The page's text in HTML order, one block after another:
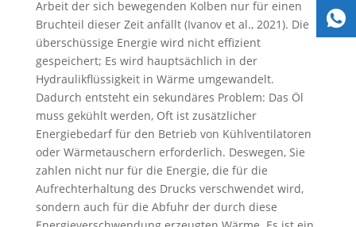
Arbeit der sich bewegenden Kolben nur für einen
Bruchteil dieser Zeit anfällt (Ivanov et al., 2021). Die
überschüssige Energie wird nicht effizient
gespeichert; Es wird hauptsächlich in der
Hydraulikflüssigkeit in Wärme umgewandelt.
Dadurch entsteht ein sekundäres Problem: Das Öl
muss gekühlt werden, Oft ist zusätzlicher
Energiebedarf für den Betrieb von Kühlventilatoren
oder Wärmetauschern erforderlich. Deswegen, Sie
zahlen nicht nur für die Energie, die für die
Aufrechterhaltung des Drucks verschwendet wird,
sondern auch für die Abfuhr der durch diese